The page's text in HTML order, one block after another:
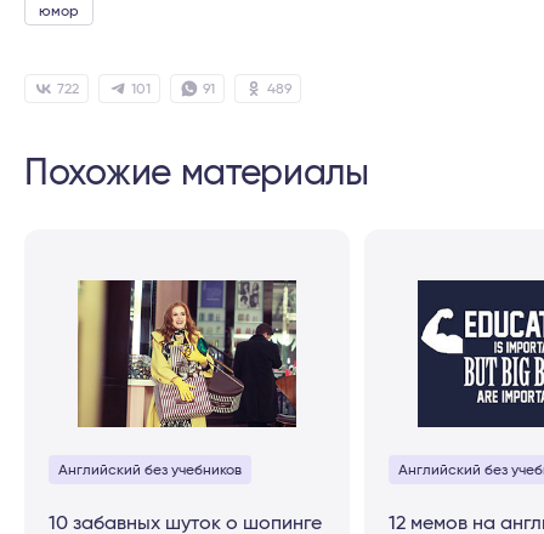
юмор
722 489
101 91
Похожие материалы
Английский без учебников
10 забавных шуток о шопинге
Английский без
12 мемов на